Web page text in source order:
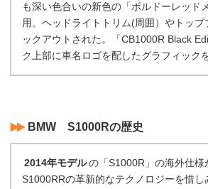
も深い色合いの新色の「ボルドーレッド
用。ヘッドライトトリム(周囲）やトップ
ックアウトされた。「CB1000R Black
ク上部に車名ロゴを配したグラフィック
BMW S1000Rの歴史
2014年モデルの「S1000R」の海外仕様
S1000RRの革新的なテクノロジーを惜し